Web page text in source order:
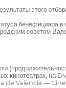
этого
бенефициара
советом
кинотеатрах, на
de València —